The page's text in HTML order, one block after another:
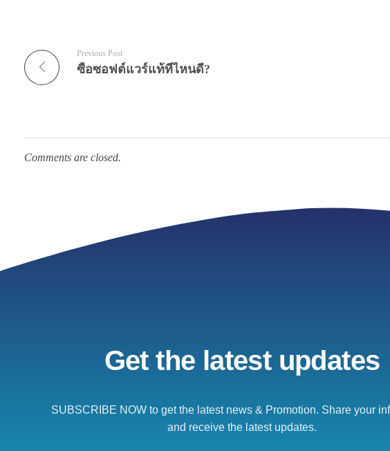
Previous Post
ซื้อซอฟต์แวร์แท้ที่ไหนดี?
Comments are closed.
Get the latest updates
SUBSCRIBE NOW to get the latest news & Promotion. Share your
and receive the latest updates.